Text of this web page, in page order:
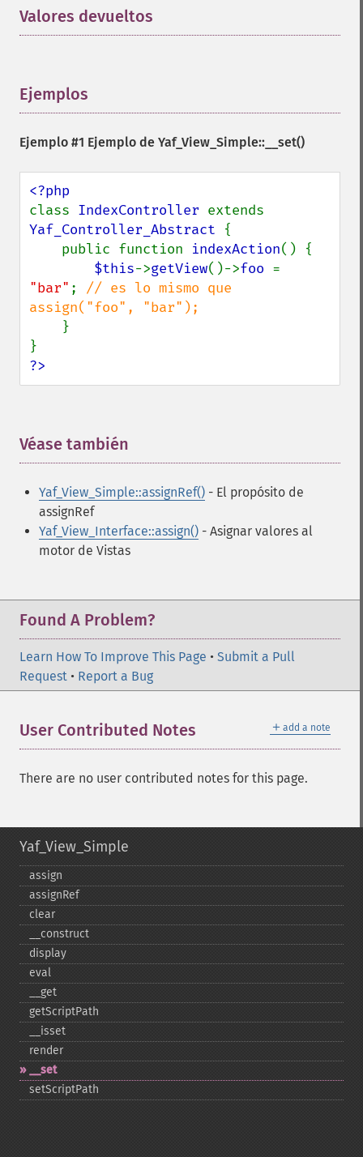
Valores devueltos
Ejemplos
Ejemplo #1 Ejemplo de Yaf_View_Simple::__set()
class IndexController
Yaf_Controller_Abstract {
    public function
indexAction() {
$this->getView()->foo
"bar" ; // es lo mismo que
assign("foo", "bar");
}
?>
Véase también
Yaf_View_Simple::assignRef() - El propósito de
assignRef
Yaf_View_Interface::assign() - Asignar valores al
motor de Vistas
Found A Problem?
Learn How To Improve This Page • Submit a Pull
Request • Report a Bug
＋ add a note
User Contributed Notes
There are no user contributed notes for this page.
Yaf_View_Simple
assign
assignRef
clear
_​_​construct
display
eval
_​_​get
getScriptPath
_​_​isset
render
_​_​set
setScriptPath